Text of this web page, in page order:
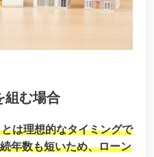
組む場合
は理想的なタイミングで
年数も短いため、ローン